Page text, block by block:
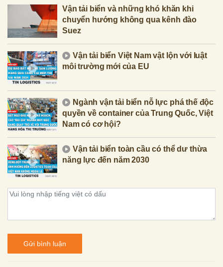
Vận tải biển và những khó khăn khi
chuyển hướng không qua kênh đào
Suez
Vận tải biển Việt Nam vật lộn với luật
môi trường mới của EU
Ngành vận tải biển nỗ lực phá thế độc
quyền về container của Trung Quốc, Việt
Nam có cơ hội?
Vận tải biển toàn cầu có thể dư thừa
năng lực đến năm 2030
Gửi bình luận